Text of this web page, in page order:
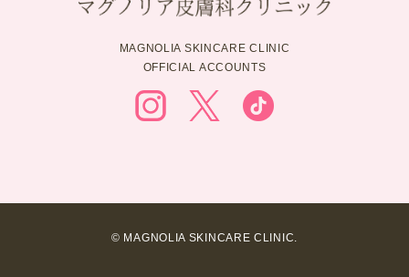
MAGNOLIA SKINCARE CLINIC
OFFICIAL ACCOUNTS
© MAGNOLIA SKINCARE CLINIC.